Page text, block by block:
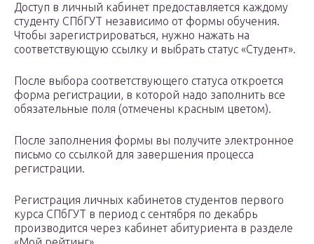
Доступ в личный кабинет предоставляется каждому
студенту СПбГУТ независимо от формы обучения.
Чтобы зарегистрироваться, нужно нажать на
соответствующую ссылку и выбрать статус «Студент».
После выбора соответствующего статуса откроется
форма регистрации, в которой надо заполнить все
обязательные поля (отмечены красным цветом).
После заполнения формы вы получите электронное
письмо со ссылкой для завершения процесса
регистрации.
Регистрация личных кабинетов студентов первого
курса СПбГУТ в период с сентября по декабрь
производится через кабинет абитуриента в разделе